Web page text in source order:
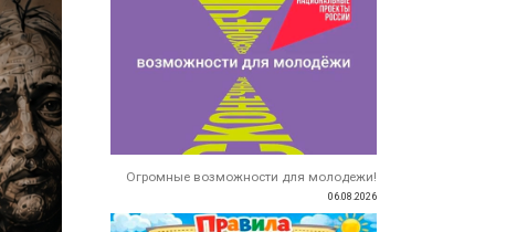
Огромные возможности для молодежи!
06.08.2026